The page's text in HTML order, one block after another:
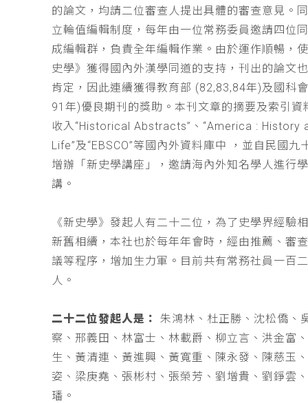
的論文，均請二位審查人提出具體的審查意見。
立輪值編輯制度，每年由一位常務委員邀請四位
成編輯群，負責全年編輯作業。由於運作順暢，
史學》獲得國內外漢學同道的支持，刊出的論文
肯定，因此連續獲得教育部 (82,83,84年)及國科
91年)優良期刊的獎助。本刊文章的摘要及索引資
收入“Historical Abstracts”、“America : History
Life”及“EBSCO”等國內外資料庫中 ，並自民國九
增辦「新史學講座」，邀請海內外知名學人進行
講。
《新史學》發起人有二十二位，為了史學界經驗
新舊相續，本社也於每年年會時，經由推薦、審
議等程序，增加生力軍。目前共有常務社員一百
人。
二十二位發起人是：
朱鴻林、杜正勝、沈松僑、
察、邢義田、林富士、林載爵、柳立言、洪金富
生、黃清連、黃進興、黃寬重、陳永發、陳慈玉
姿、梁庚堯、張彬村、張榮芳、劉增貴、劉錚雲
璠。